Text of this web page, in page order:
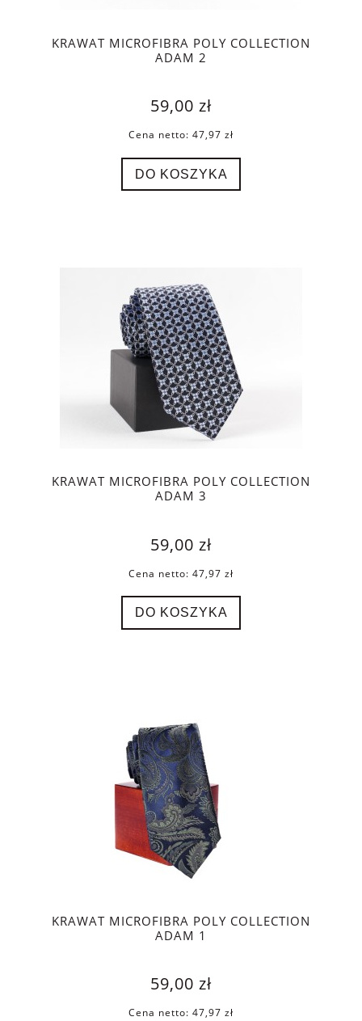
KRAWAT MICROFIBRA POLY COLLECTION
ADAM 2
59,00 zł
Cena netto: 47,97 zł
DO KOSZYKA
KRAWAT MICROFIBRA POLY COLLECTION
ADAM 3
59,00 zł
Cena netto: 47,97 zł
DO KOSZYKA
KRAWAT MICROFIBRA POLY COLLECTION
ADAM 1
59,00 zł
Cena netto: 47,97 zł